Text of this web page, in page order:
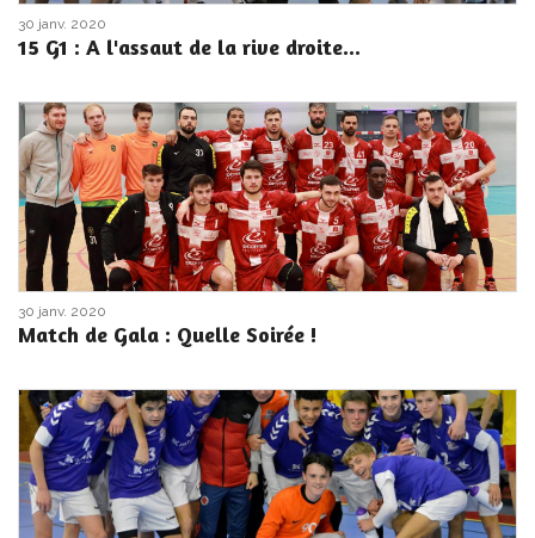
30 janv. 2020
15 G1 : A l'assaut de la rive droite...
30 janv. 2020
Match de Gala : Quelle Soirée !